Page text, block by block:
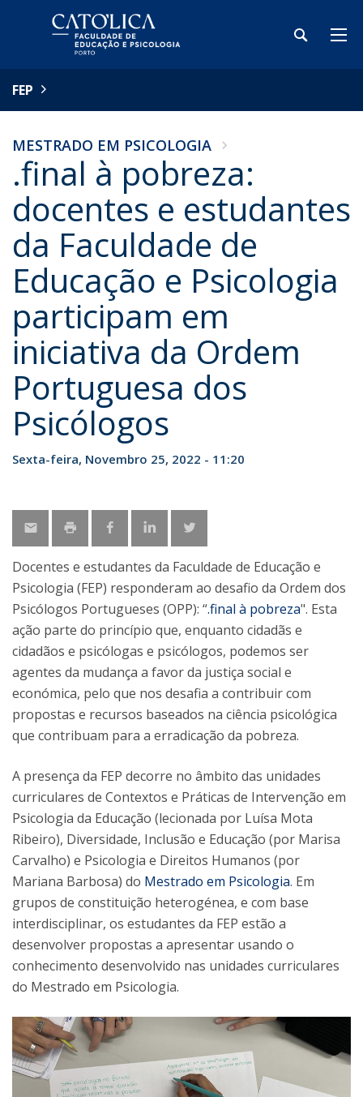
FEP
MESTRADO EM PSICOLOGIA
.final à pobreza:
docentes e estudantes
da Faculdade de
Educação e Psicologia
participam em
iniciativa da Ordem
Portuguesa dos
Psicólogos
Sexta-feira, Novembro 25, 2022 - 11:20
Docentes e estudantes da Faculdade de Educação e
Psicologia (FEP) responderam ao desafio da Ordem dos
Psicólogos Portugueses (OPP): “.final à pobreza". Esta
ação parte do princípio que, enquanto cidadãs e
cidadãos e psicólogas e psicólogos, podemos ser
agentes da mudança a favor da justiça social e
económica, pelo que nos desafia a contribuir com
propostas e recursos baseados na ciência psicológica
que contribuam para a erradicação da pobreza.
A presença da FEP decorre no âmbito das unidades
curriculares de Contextos e Práticas de Intervenção em
Psicologia da Educação (lecionada por Luísa Mota
Ribeiro), Diversidade, Inclusão e Educação (por Marisa
Carvalho) e Psicologia e Direitos Humanos (por
Mariana Barbosa) do Mestrado em Psicologia. Em
grupos de constituição heterogénea, e com base
interdisciplinar, os estudantes da FEP estão a
desenvolver propostas a apresentar usando o
conhecimento desenvolvido nas unidades curriculares
do Mestrado em Psicologia.